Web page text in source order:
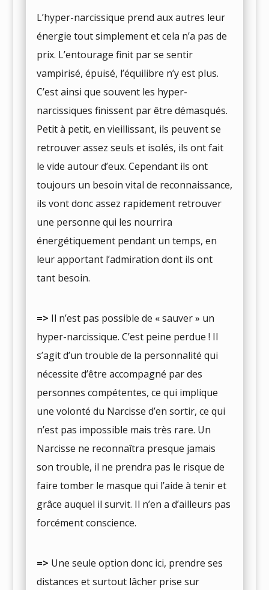
L’hyper-narcissique prend aux autres leur
énergie tout simplement et cela n’a pas de
prix. L’entourage finit par se sentir
vampirisé, épuisé, l’équilibre n’y est plus.
C’est ainsi que souvent les hyper-
narcissiques finissent par être démasqués.
Petit à petit, en vieillissant, ils peuvent se
retrouver assez seuls et isolés, ils ont fait
le vide autour d’eux. Cependant ils ont
toujours un besoin vital de reconnaissance,
ils vont donc assez rapidement retrouver
une personne qui les nourrira
énergétiquement pendant un temps, en
leur apportant l’admiration dont ils ont
tant besoin.
=> Il n’est pas possible de « sauver » un
hyper-narcissique. C’est peine perdue ! Il
s’agit d’un trouble de la personnalité qui
nécessite d’être accompagné par des
personnes compétentes, ce qui implique
une volonté du Narcisse d’en sortir, ce qui
n’est pas impossible mais très rare. Un
Narcisse ne reconnaîtra presque jamais
son trouble, il ne prendra pas le risque de
faire tomber le masque qui l’aide à tenir et
grâce auquel il survit. Il n’en a d’ailleurs pas
forcément conscience.
=> Une seule option donc ici, prendre ses
distances et surtout lâcher prise sur